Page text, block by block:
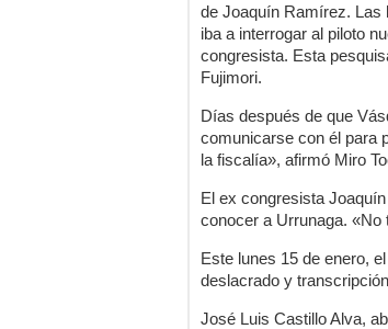
de Joaquín Ramírez. Las
iba a interrogar al piloto
congresista. Esta
Fujimori.
Días después de que
comunicarse con él para
la fiscalía», afirmó Miro
El ex congresista
conocer a Urrunaga. «No
Este lunes 15 de enero,
deslacrado y
José Luis Castillo Alva,